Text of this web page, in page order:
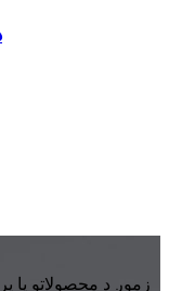
زموږ د محصولاتو یا